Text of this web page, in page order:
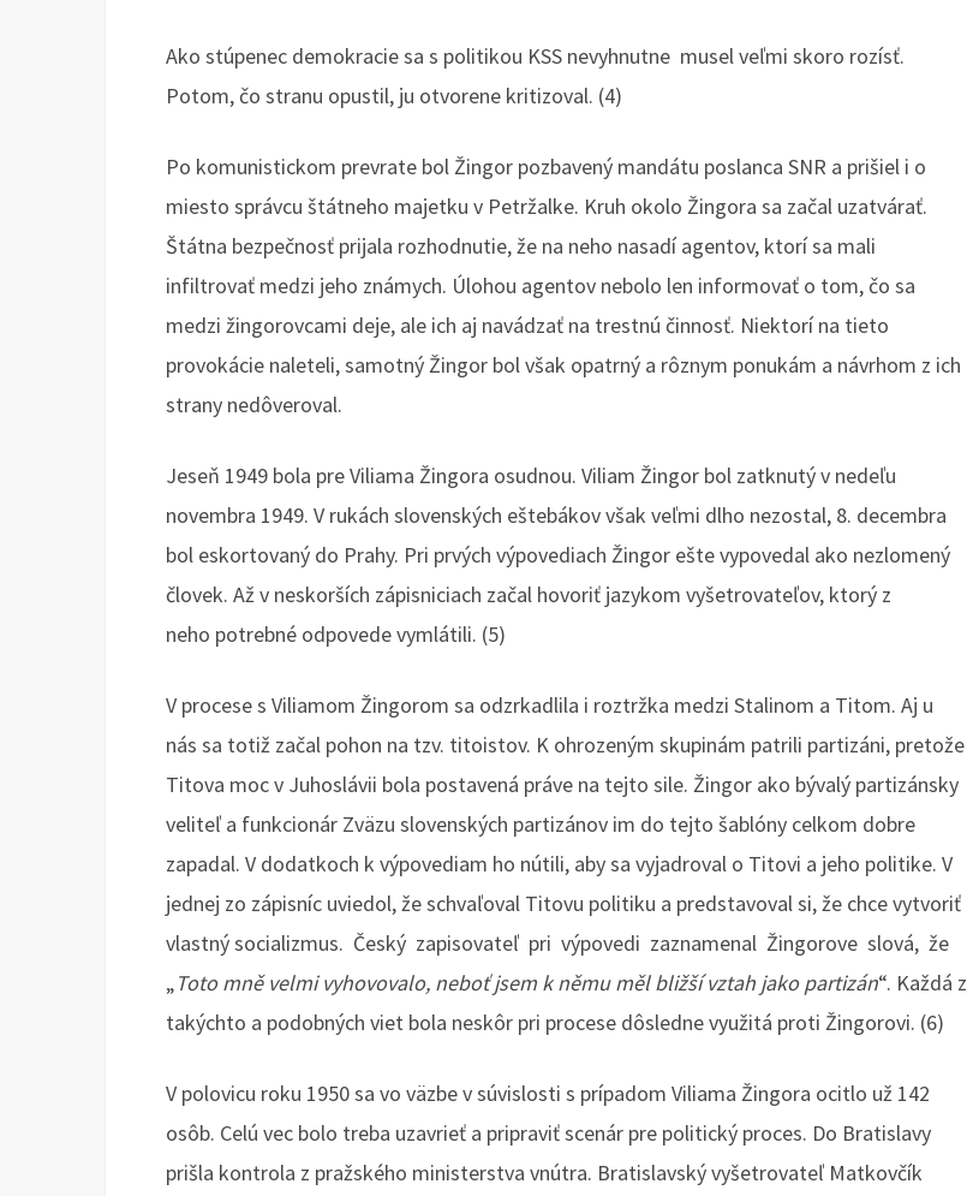
Ako stúpenec demokracie sa s politikou KSS nevyhnutne musel veľmi skoro rozísť.
Potom, čo stranu opustil, ju otvorene kritizoval. (4)
Po komunistickom prevrate bol Žingor pozbavený mandátu poslanca SNR a prišiel i o
miesto správcu štátneho majetku v Petržalke. Kruh okolo Žingora sa začal uzatvárať.
Štátna bezpečnosť prijala rozhodnutie, že na neho nasadí agentov, ktorí sa mali
infiltrovať medzi jeho známych. Úlohou agentov nebolo len informovať o tom, čo sa
medzi žingorovcami deje, ale ich aj navádzať na trestnú činnosť. Niektorí na tieto
provokácie naleteli, samotný Žingor bol však opatrný a rôznym ponukám a návrhom z ich
strany nedôveroval.
Jeseň 1949 bola pre Viliama Žingora osudnou. Viliam Žingor bol zatknutý v nedeľu
novembra 1949. V rukách slovenských eštebákov však veľmi dlho nezostal, 8. decembra
bol eskortovaný do Prahy. Pri prvých výpovediach Žingor ešte vypovedal ako nezlomený
človek. Až v neskorších zápisniciach začal hovoriť jazykom vyšetrovateľov, ktorý z
neho potrebné odpovede vymlátili. (5)
V procese s Viliamom Žingorom sa odzrkadlila i roztržka medzi Stalinom a Titom. Aj u
nás sa totiž začal pohon na tzv. titoistov. K ohrozeným skupinám patrili partizáni, pretože
Titova moc v Juhoslávii bola postavená práve na tejto sile. Žingor ako bývalý partizánsky
veliteľ a funkcionár Zväzu slovenských partizánov im do tejto šablóny celkom dobre
zapadal. V dodatkoch k výpovediam ho nútili, aby sa vyjadroval o Titovi a jeho politike. V
jednej zo zápisníc uviedol, že schvaľoval Titovu politiku a predstavoval si, že chce vytvoriť
vlastný socializmus. Český zapisovateľ pri výpovedi zaznamenal Žingorove slová, že
„Toto mněvelmi vyhovovalo, neboť jsem k němu měl bližší vztah jako partizán“. Každá z
takýchto a podobných viet bola neskôr pri procese dôsledne využitá proti Žingorovi. (6)
V polovicu roku 1950 sa vo väzbe v súvislosti s prípadom Viliama Žingora ocitlo už 142
osôb. Celú vec bolo treba uzavrieť a pripraviť scenár pre politický proces. Do Bratislavy
prišla kontrola z pražského ministerstva vnútra. Bratislavský vyšetrovateľ Matkovčík